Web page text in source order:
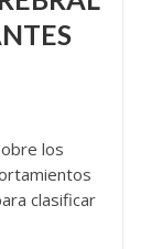
los
clasificar